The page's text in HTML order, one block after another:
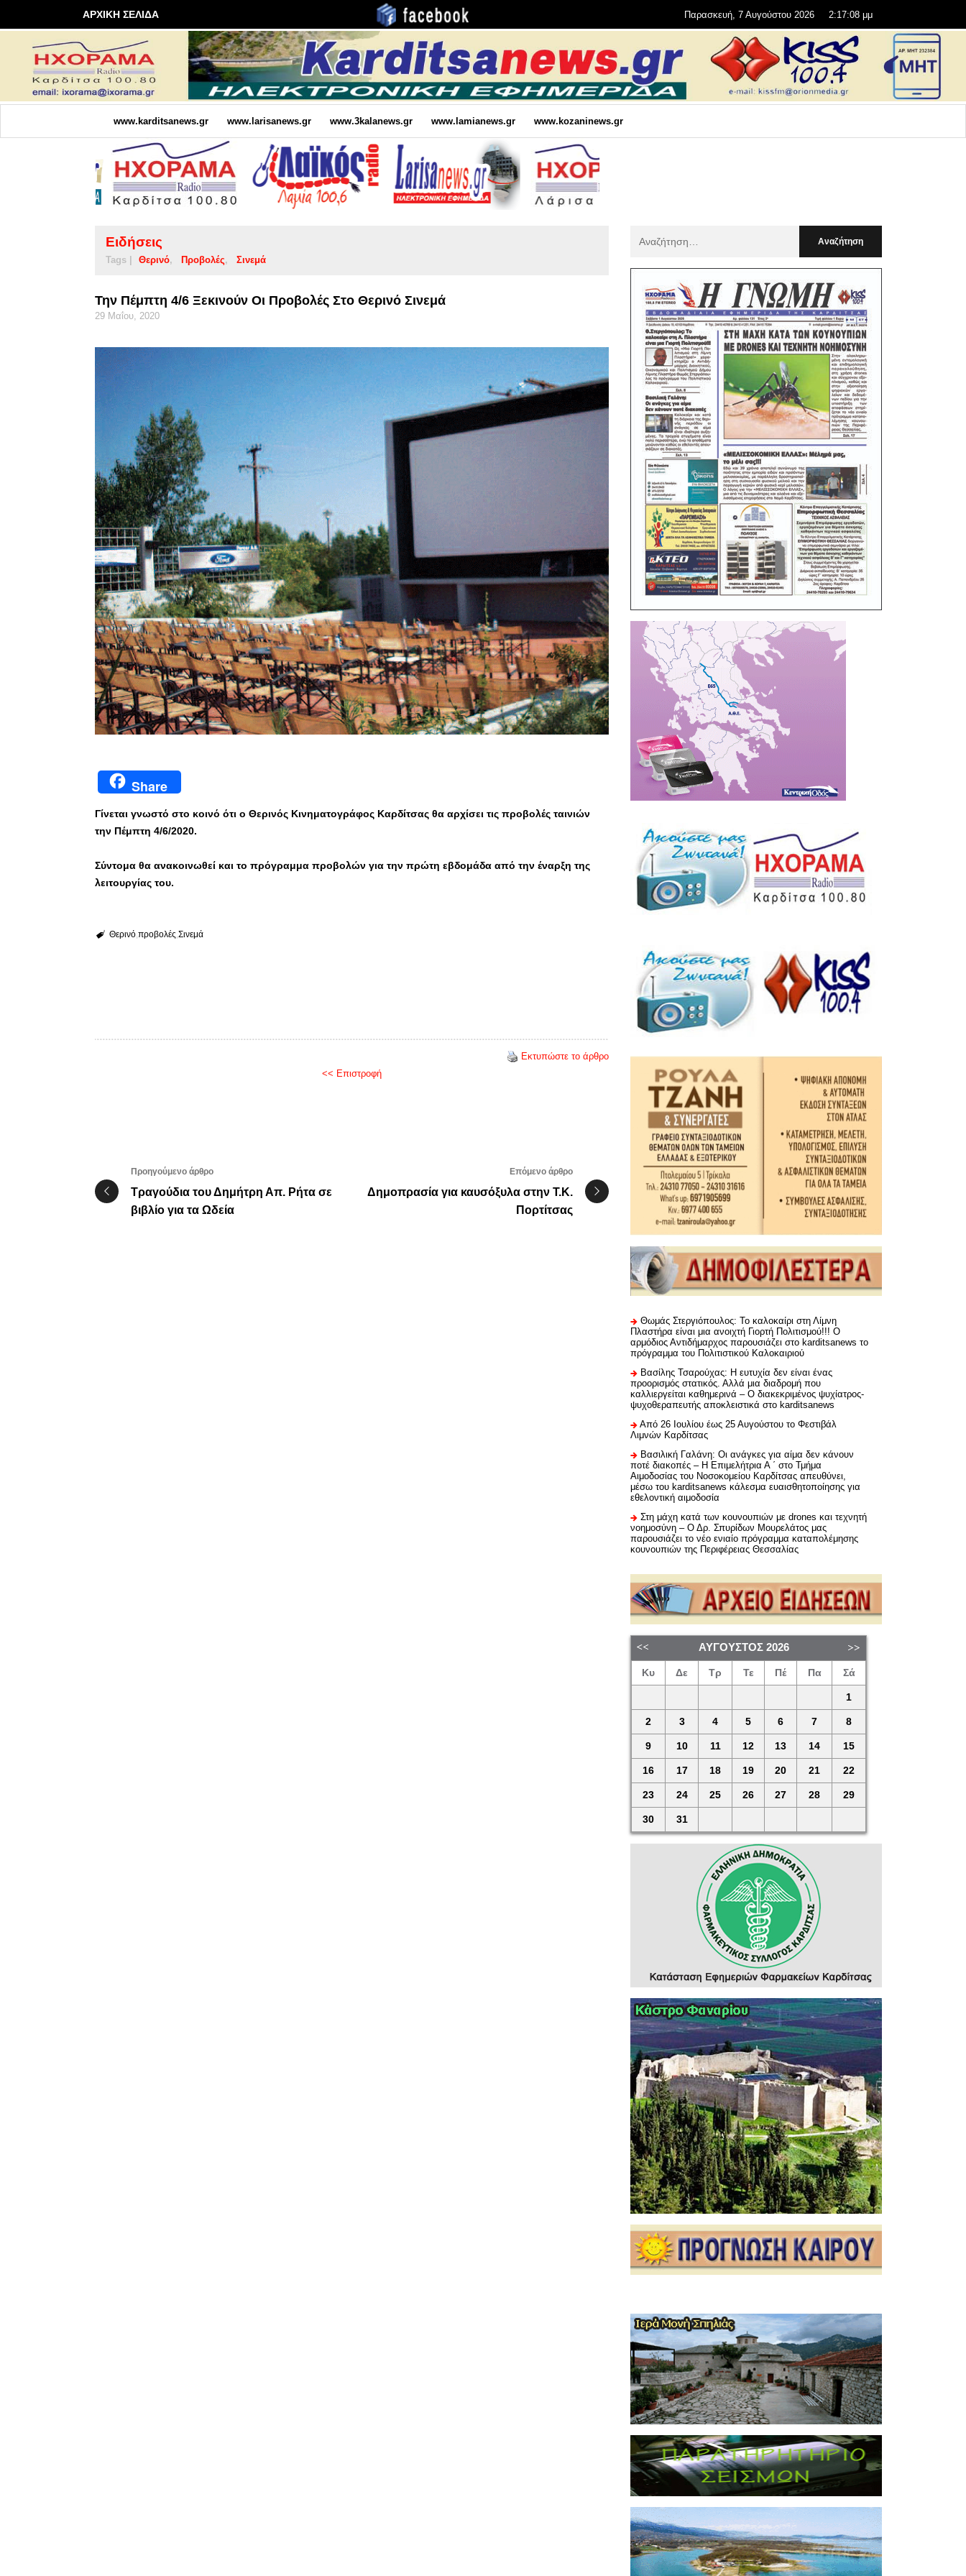
ΑΡΧΙΚΗ ΣΕΛΙΔΑ Παρασκευή, 7 Αυγούστου 2026 2:17:09 μμ
www.karditsanews.gr www.larisanews.gr www.3kalanews.gr www.lamianews.gr www.kozaninews.gr
Ειδήσεις
Tags | Θερινό Προβολές Σινεμά
Την Πέμπτη 4/6 Ξεκινούν Οι Προβολές Στο Θερινό Σινεμά
29 Μαΐου, 2020
Share
Γίνεται γνωστό στο κοινό ότι ο Θερινός Κινηματογράφος Καρδίτσας θα αρχίσει τις προβολές ταινιών
την Πέμπτη 4/6/2020.
Σύντομα θα ανακοινωθεί και το πρόγραμμα προβολών για την πρώτη εβδομάδα από την έναρξη της
λειτουργίας του.
Θερινό προβολές Σινεμά
Εκτυπώστε το άρθρο
<< Επιστροφή
Προηγούμενο άρθρο
Τραγούδια του Δημήτρη Απ. Ρήτα σε
βιβλίο για τα Ωδεία
Επόμενο άρθρο
Δημοπρασία για καυσόξυλα στην Τ.Κ.
Πορτίτσας
:
Θωμάς Στεργιόπουλος: Το καλοκαίρι στη Λίμνη
Πλαστήρα είναι μια ανοιχτή Γιορτή Πολιτισμού!!! Ο
αρμόδιος Αντιδήμαρχος παρουσιάζει στο karditsanews το
πρόγραμμα του Πολιτιστικού Καλοκαιριού
Βασίλης Τσαρούχας: Η ευτυχία δεν είναι ένας
προορισμός στατικός. Αλλά μια διαδρομή που
καλλιεργείται καθημερινά – Ο διακεκριμένος ψυχίατρος-
ψυχοθεραπευτής αποκλειστικά στο karditsanews
Από 26 Ιουλίου έως 25 Αυγούστου το Φεστιβάλ
Λιμνών Καρδίτσας
Βασιλική Γαλάνη: Οι ανάγκες για αίμα δεν κάνουν
ποτέ διακοπές – Η Επιμελήτρια Α ΄ στο Τμήμα
Αιμοδοσίας του Νοσοκομείου Καρδίτσας απευθύνει,
μέσω του karditsanews κάλεσμα ευαισθητοποίησης για
εθελοντική αιμοδοσία
Στη μάχη κατά των κουνουπιών με drones και τεχνητή
νοημοσύνη – Ο Δρ. Σπυρίδων Μουρελάτος μας
παρουσιάζει το νέο ενιαίο πρόγραμμα καταπολέμησης
κουνουπιών της Περιφέρειας Θεσσαλίας
ΑΎΓΟΥΣΤΟΣ 2026
Κυ Δε Τρ Τε Πέ Πα Σά
1
2 3 4 5 6 7 8
9 10 11 12 13 14 15
16 17 18 19 20 21 22
23 24 25 26 27 28 29
30 31